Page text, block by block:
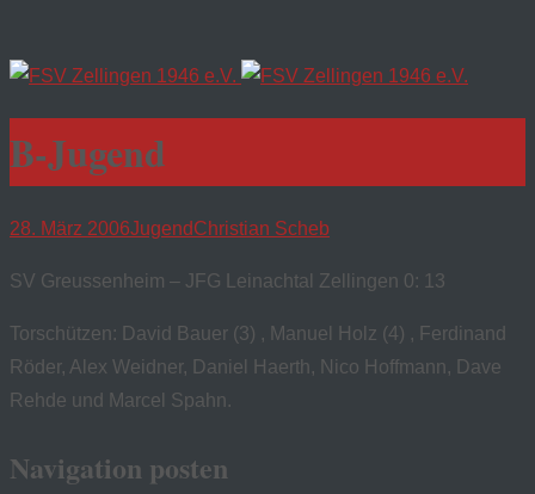
B-Jugend
28. März 2006JugendChristian Scheb
SV Greussenheim – JFG Leinachtal Zellingen 0: 13
Torschützen: David Bauer (3) , Manuel Holz (4) , Ferdinand
Röder, Alex Weidner, Daniel Haerth, Nico Hoffmann, Dave
Rehde und Marcel Spahn.
Navigation posten